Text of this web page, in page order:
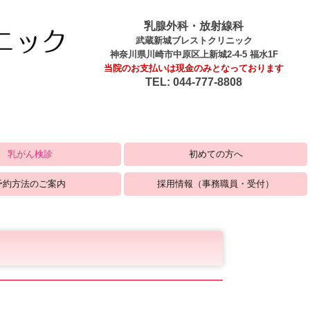
乳腺外科・放射線科
武蔵新城ブレストクリニック
神奈川県川崎市中原区上新城2-4-5 福水1F
当院のお支払いは現金のみとなっております
TEL:044-777-8808
乳がん検診
検診)
診
初めての方へ
約方法のご案内 採用情報（事務職員・受付）